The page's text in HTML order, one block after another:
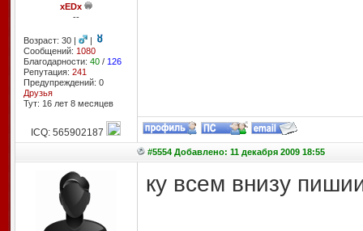
xEDx
--
Возраст: 30 |
|
Сообщений: 1080
Благодарности: 40/ 126
Репутация: 241
Предупреждений: 0
Друзья
Тут: 16 лет 8 месяцев
ICQ: 565902187
#5554 Добавлено: 11 декабря 2009 18:55
ку всем внизу